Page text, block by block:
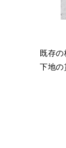
既存の
下地の